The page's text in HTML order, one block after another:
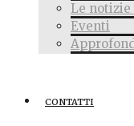
Le notizie
Eventi
CONTATTI